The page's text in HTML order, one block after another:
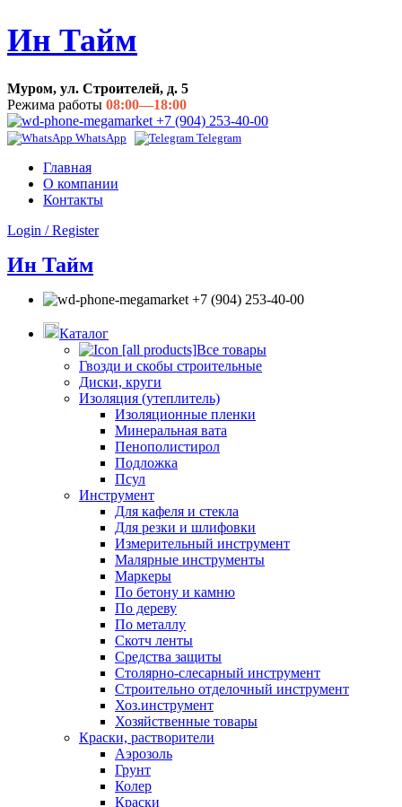
Ин Тайм
Муром, ул. Строителей, д. 5
Режима работы 08:00—18:00
+7 (904) 253-40-00
WhatsApp Telegram
Главная
О компании
Контакты
Login / Register
Ин Тайм
+7 (904) 253-40-00
Каталог
Все товары
Гвозди и скобы строительные
Диски, круги
Изоляция (утеплитель)
Изоляционные пленки
Минеральная вата
Пенополистирол
Подложка
Псул
Инструмент
Для кафеля и стекла
Для резки и шлифовки
Измерительный инструмент
Малярные инструменты
Маркеры
По бетону и камню
По дереву
По металлу
Скотч ленты
Средства защиты
Столярно-слесарный инструмент
Строительно отделочный инструмент
Хоз.инструмент
Хозяйственные товары
Краски, растворители
Аэрозоль
Грунт
Колер
Краски